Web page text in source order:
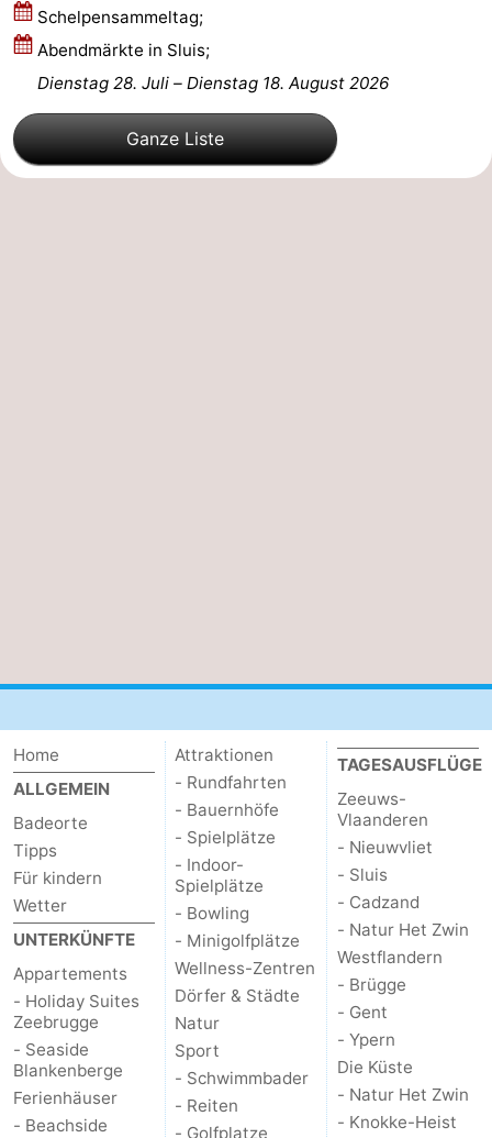
Schelpensammeltag;
Abendmärkte in Sluis;
Dienstag 28. Juli – Dienstag 18. August 2026
Ganze Liste
Home
ALLGEMEIN
Badeorte
Tipps
Für kindern
Wetter
UNTERKÜNFTE
Appartements
- Holiday Suites
Zeebrugge
- Seaside
Blankenberge
Ferienhäuser
- Beachside
Attraktionen
- Rundfahrten
- Bauernhöfe
- Spielplätze
- Indoor-
Spielplätze
- Bowling
- Minigolfplätze
Wellness-Zentren
Dörfer & Städte
Natur
Sport
- Schwimmbader
- Reiten
- Golfplatze
TAGESAUSFLÜGE
Zeeuws-
Vlaanderen
- Nieuwvliet
- Sluis
- Cadzand
- Natur Het Zwin
Westflandern
- Brügge
- Gent
- Ypern
Die Küste
- Natur Het Zwin
- Knokke-Heist